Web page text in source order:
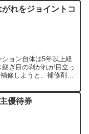
れをジョイントコ
ョン自体は5年以上経
ぎ目の剥がれが目立っ
修しようと、補修剤と
優待券